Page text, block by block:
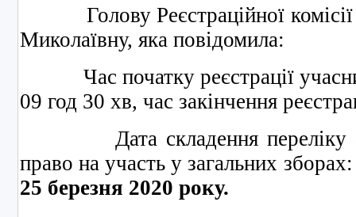
Голову Реєстраційної комісії
Миколаївну, яка повідомила:
Час початку реєстрації
09 год 30 хв, час закінчення
Дата складення переліку
право на участь у загальних
25 березня 2020 року.